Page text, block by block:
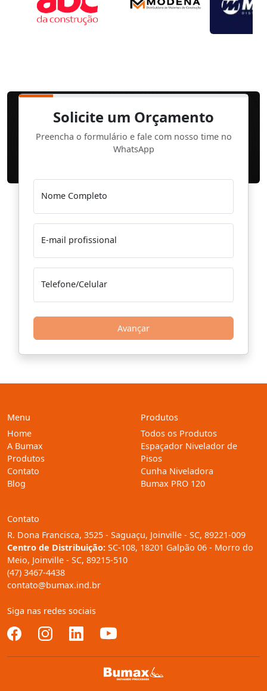
Solicite um Orçamento
Preencha o formulário e fale com nosso time no
WhatsApp
Nome Completo
E-mail profissional
Telefone/Celular
Avançar
Menu
Home
A Bumax
Produtos
Contato
Blog
Produtos
Todos os Produtos
Espaçador Nivelador de
Pisos
Cunha Niveladora
Bumax PRO 120
Contato
R. Dona Francisca, 3525 - Saguaçu, Joinville - SC, 89221-009
Centro de Distribuição: SC-108, 18201 Galpão 06 - Morro do
Meio, Joinville - SC, 89215-510
(47) 3467-4438
contato@bumax.ind.br
Siga nas redes sociais